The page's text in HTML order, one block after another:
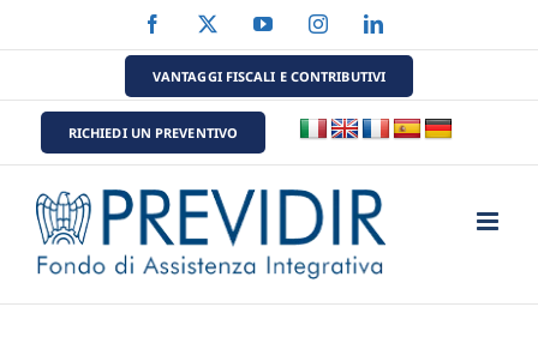
al
Facebook YouTubeInstagramLinkedIn
VANTAGGI FISCALI E CONTRIBUTIVI
RICHIEDI UN PREVENTIVO